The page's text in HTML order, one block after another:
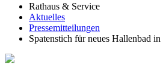
Rathaus & Service
Aktuelles
Pressemitteilungen
Spatenstich für neues Hallenbad